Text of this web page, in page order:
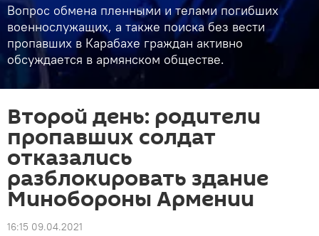
Вопрос обмена пленными и телами погибших
военнослужащих, а также поиска без вести
пропавших в Карабахе граждан активно
обсуждается в армянском обществе.
Второй день: родители
пропавших солдат
отказались
разблокировать здание
Минобороны Армении
16:15 09.04.2021